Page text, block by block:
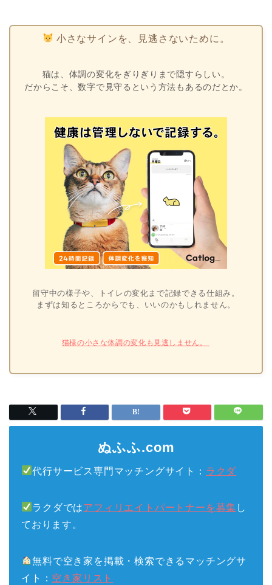
小さなサインを、見逃さないために。
猫は、体調の変化をぎりぎりまで隠すらしい。
だからこそ、数字で見守るという方法もあるのだとか。
留守中の様子や、トイレの変化まで記録できる仕組み。
まずは知るところからでも、いいのかもしれません。
猫様の小さな体調の変化も見逃しません。
ぬふふ.com
代行サービス専門マッチングサイト： ラクダ
ラクダではアフィリエイトパートナーを募集 し
ております。
無料で空き家を掲載・検索できるマッチングサ
イト： 空き家リスト